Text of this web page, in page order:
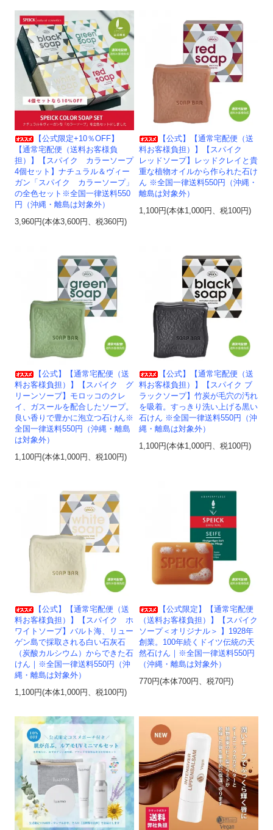
【公式限定+10％OFF】
【通常宅配便（送料お客様負
担）】【スパイク カラーソープ
4個セット】ナチュラル＆ヴィー
ガン「スパイク カラーソープ」
の全色セット※全国一律送料550
円（沖縄・離島は対象外）
3,960円(本体3,600円、税360円)
【公式】【通常宅配便（送
料お客様負担）】【スパイク
レッドソープ】レッドクレイと貴
重な植物オイルから作られた石け
ん ※全国一律送料550円（沖縄・
離島は対象外）
1,100円(本体1,000円、税100円)
【公式】【通常宅配便（送
料お客様負担）】【スパイク グ
リーンソープ】モロッコのクレ
イ、ガスールを配合したソープ。
良い香りで豊かに泡立つ石けん※
全国一律送料550円（沖縄・離島
は対象外）
1,100円(本体1,000円、税100円)
【公式】【通常宅配便（送
料お客様負担）】【スパイク ブ
ラックソープ】竹炭が毛穴の汚れ
を吸着。すっきり洗い上げる黒い
石けん ※全国一律送料550円（沖
縄・離島は対象外）
1,100円(本体1,000円、税100円)
【公式】【通常宅配便（送
料お客様負担）】【スパイク ホ
ワイトソープ】バルト海、リュー
ゲン島で採取される白い石灰石
（炭酸カルシウム）からできた石
けん｜※全国一律送料550円（沖
縄・離島は対象外）
1,100円(本体1,000円、税100円)
【公式限定】【通常宅配便
（送料お客様負担）】【スパイク
ソープ＜オリジナル＞ 】1928年
創業。100年続くドイツ伝統の天
然石けん｜※全国一律送料550円
（沖縄・離島は対象外）
770円(本体700円、税70円)